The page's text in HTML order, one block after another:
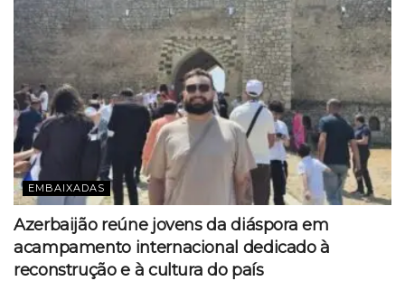
EMBAIXADAS
Azerbaijão reúne jovens da diáspora em
acampamento internacional dedicado à
reconstrução e à cultura do país